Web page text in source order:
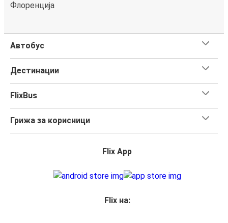
Флоренција
Автобус
Дестинации
FlixBus
Грижа за корисници
Flix App
Flix на: